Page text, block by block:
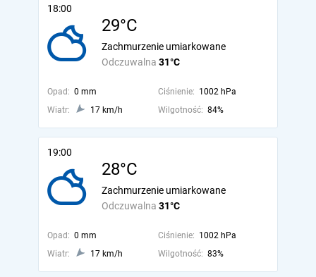
18:00
29°C
Odczuwalna 31°C
Zachmurzenie umiarkowane
Opad: 0 mm Ciśnienie: 1002 hPa
Wiatr:
17 km/h Wilgotność: 84%
19:00
28°C
Odczuwalna 31°C
Zachmurzenie umiarkowane
Opad: 0 mm Ciśnienie: 1002 hPa
Wiatr:
17 km/h Wilgotność: 83%